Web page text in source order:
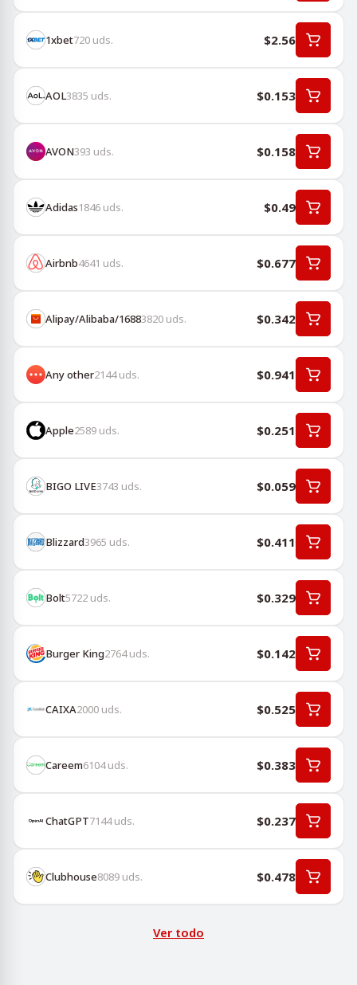
1хbet720 uds. $2.56
AOL3835 uds. $0.153
AVON393 uds. $0.158
Adidas1846 uds. $0.49
Airbnb4641 uds. $0.677
Alipay/Alibaba/16883820 uds. $0.342
Any other2144uds. $0.941
Apple2589 uds. $0.251
BIGO LIVE3743 uds. $0.059
Blizzard3965 uds. $0.411
Bolt5722 uds. $0.329
Burger King2764uds. $0.142
CAIXA2000 uds. $0.525
Careem6104uds. $0.383
ChatGPT7144uds. $0.237
Clubhouse8089 uds. $0.478
Ver todo